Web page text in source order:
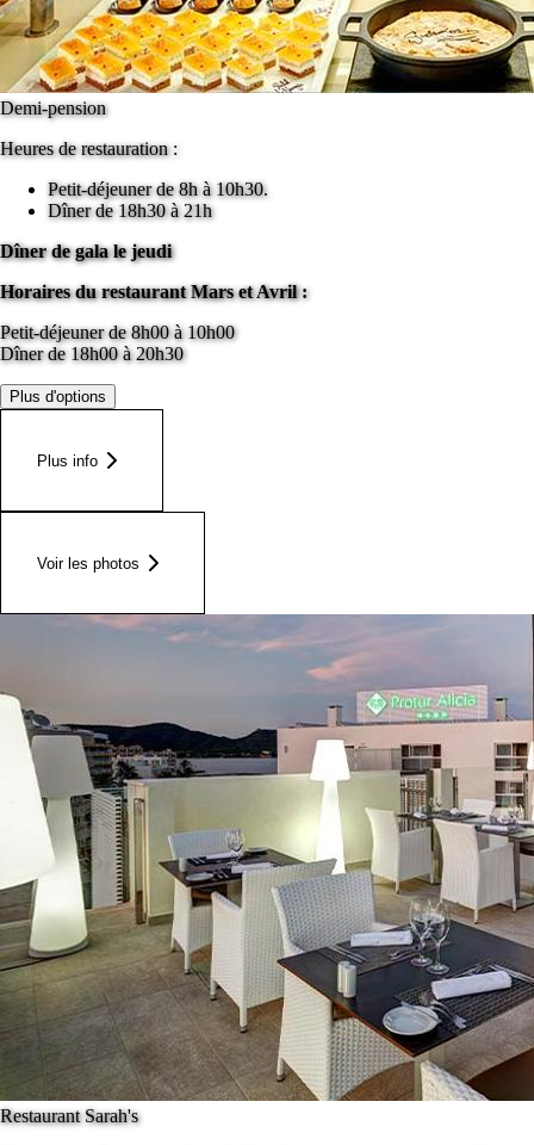
Demi-pension
Heures de restauration :
Petit-déjeuner de 8h à 10h30.
Dîner de 18h30 à 21h
Dîner de gala le jeudi
Horaires du restaurant Mars et Avril :
Petit-déjeuner de 8h00 à 10h00
Dîner de 18h00 à 20h30
Plus d'options
Plus info
Voir les photos
Restaurant Sarah's